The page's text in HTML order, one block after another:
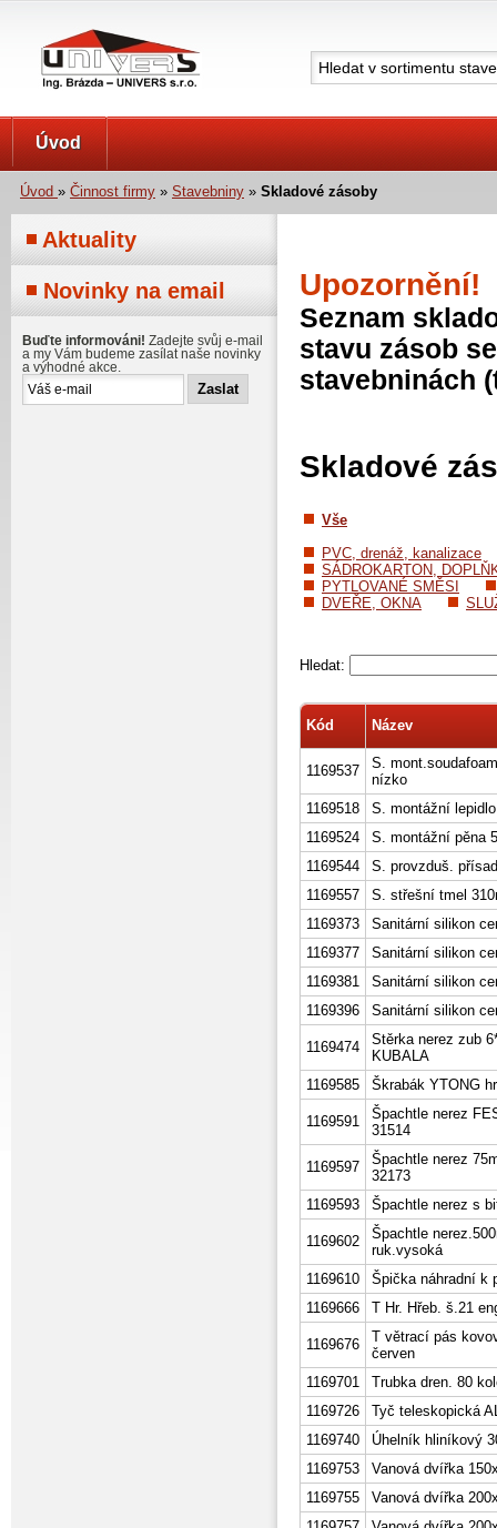
Úvod
Úvod » Činnost firmy » Stavebniny » Skladové zásoby
Upozornění!
Seznam
stavu zásob
stavebninách
Skladové
Vše
PVC, drenáž, kanalizace
SÁDROKARTON,
PYTLOVANÉ SMĚSI
DVEŘE, OKNA
Hledat:
Kód Název
1169537
S.
nízko
1169518
S. montážní
1169524
S. montážní pěna
1169544
S. provzduš.
1169557
S. střešní tmel
1169373
Sanitární silikon
1169377
Sanitární silikon
1169381
Sanitární silikon
1169396
Sanitární silikon
1169474
Stěrka nerez zub
KUBALA
1169585
Škrabák YTONG
1169591
Špachtle nerez
31514
1169597
Špachtle nerez
32173
1169593
Špachtle nerez s
1169602
Špachtle
ruk.vysoká
1169610
Špička náhradní k
1169666
T Hr. Hřeb. š.21
1169676
T větrací pás
červen
1169701
Trubka dren. 80
1169726
Tyč teleskopická
1169740
Úhelník hliníkový
1169753
Vanová dvířka
1169755
Vanová dvířka
Aktuality
Novinky na email
Buďte informováni! Zadejte svůj e-mail
a my Vám budeme zasílat naše novinky
a výhodné akce.